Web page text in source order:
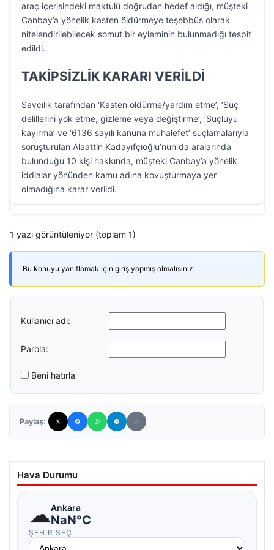
araç içerisindeki maktulü doğrudan hedef aldığı, müşteki
Canbay’a yönelik kasten öldürmeye teşebbüs olarak
nitelendirilebilecek somut bir eyleminin bulunmadığı tespit
edildi.
TAKİPSİZLİK KARARI VERİLDİ
Savcılık tarafından ‘Kasten öldürme/yardım etme’, ‘Suç
delillerini yok etme, gizleme veya değiştirme’, ‘Suçluyu
kayırma’ ve ‘6136 sayılı kanuna muhalefet’ suçlamalarıyla
soruşturulan Alaattin Kadayıfçıoğlu’nun da aralarında
bulunduğu 10 kişi hakkında, müşteki Canbay’a yönelik
iddialar yönünden kamu adına kovuşturmaya yer
olmadığına karar verildi.
1 yazı görüntüleniyor (toplam 1)
Bu konuyu yanıtlamak için giriş yapmış olmalısınız.
Kullanıcı adı:
Parola:
Beni hatırla
Paylaş:
Hava Durumu
☁Ankara
NaN°C
ŞEHIR SEÇ